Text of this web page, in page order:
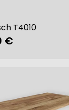
T4010
€